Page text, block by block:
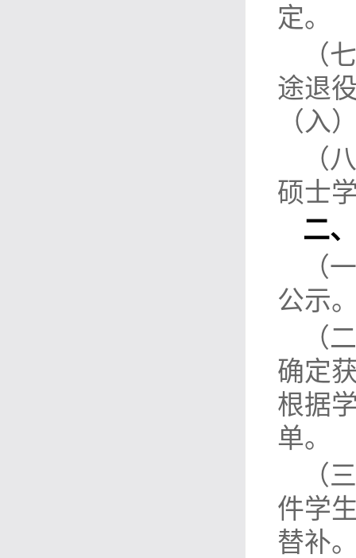
定。
（
途退
（入
（
硕士
二
（
公示
（
确定
根据
单。
（
件学
替补